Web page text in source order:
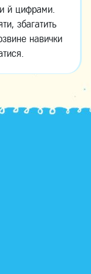
й цифрами.
збагатить
навички